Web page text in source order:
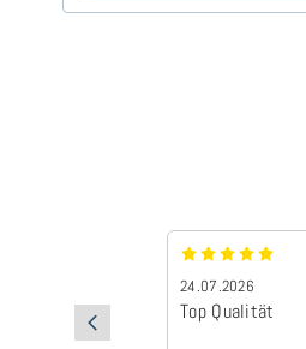
24.07.2026
Top Qualität